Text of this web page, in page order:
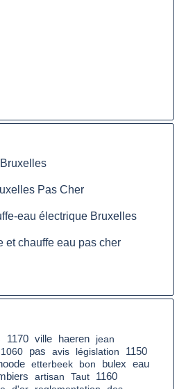
Pas Cher
eau électrique Bruxelles
et chauffe eau pas cher
1170 ville haeren
jean
1060 pas avis législation
1150
etterbeek bon bulex
eau
artisan Taut
1160